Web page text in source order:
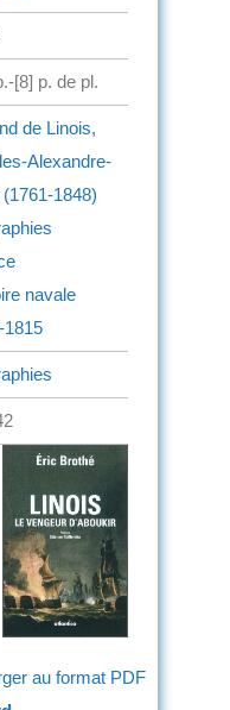
[8] p. de pl.
de Linois,
Alexandre-
(1761-1848)
navale
1815
au format PDF